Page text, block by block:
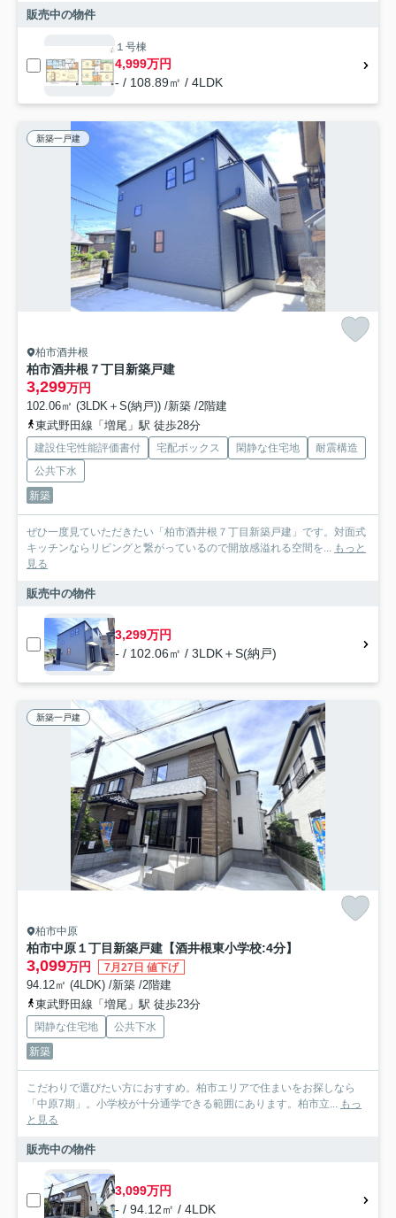
販売中の物件
１号棟
4,999万円
- / 108.89㎡ / 4LDK
新築一戸建
柏市酒井根
柏市酒井根７丁目新築戸建
3,299万円
102.06㎡ (3LDK＋S(納戸)) /新築 /2階建
東武野田線「増尾」駅 徒歩28分
建設住宅性能評価書付 宅配ボックス 閑静な住宅地
耐震構造
公共下水
新築
ぜひ一度見ていただきたい「柏市酒井根７丁目新築戸建」です。対面式
キッチンならリビングと繋がっているので開放感溢れる空間を... もっと
見る
販売中の物件
3,299万円
- / 102.06㎡ / 3LDK＋S(納戸)
新築一戸建
柏市中原
柏市中原１丁目新築戸建【酒井根東小学校:4分】
3,099万円 7月27日 値下げ
94.12㎡ (4LDK) /新築 /2階建
東武野田線「増尾」駅 徒歩23分
閑静な住宅地
公共下水
新築
こだわりで選びたい方におすすめ。柏市エリアで住まいをお探しなら
「中原7期」。小学校が十分通学できる範囲にあります。柏市立... もっ
と見る
販売中の物件
3,099万円
- / 94.12㎡ / 4LDK